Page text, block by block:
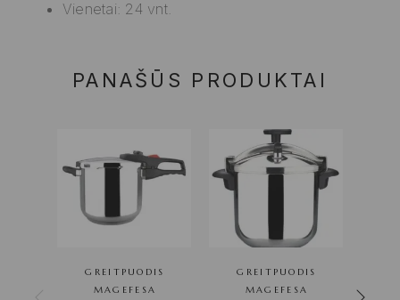
Vienetai: 24 vnt.
PANAŠŪS PRODUKTAI
GREITPUODIS
MAGEFESA
GREITPUODIS
MAGEFESA